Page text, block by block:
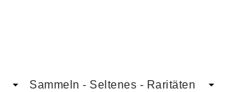
Sammeln - Seltenes - Raritäten